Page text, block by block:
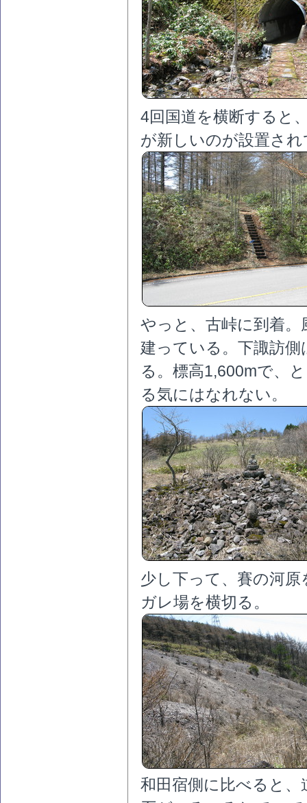
4回国道を横断すると
が新しいのが設置さ
やっと、古峠に到着
建っている。下諏訪
る。標高1,600mで、
る気にはなれない。
少し下って、賽の河
ガレ場を横切る。
和田宿側に比べると